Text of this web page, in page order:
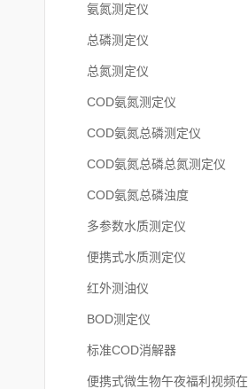
氨氮测定仪
总磷测定仪
总氮测定仪
COD氨氮测定仪
COD氨氮总磷测定仪
COD氨氮总磷总氮测定仪
COD氨氮总磷浊度
多参数水质测定仪
便携式水质测定仪
红外测油仪
BOD测定仪
标准COD消解器
便携式微生物午夜福利视频在